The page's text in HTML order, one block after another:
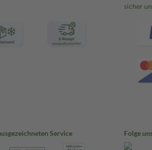
sicher
Service Folge